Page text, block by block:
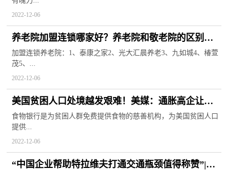
2022-12-06
养老院加盟连锁哪家好？养老院和敬老院的区别是
什么？
加盟连锁养老院：1、泰康之家2、光大汇晨养老3、九如城4、椿萱
茂5、...
2022-12-06
美国贫困人口处境越发艰难！美媒：通胀高企让食
物银行压力飙升_环球新资讯
食物银行是为贫困人群免费提供食物的慈善机构，为美国贫困人口
提供...
2022-12-06
“中国企业帮助特拉维夫打通交通瓶颈值得称赞”|环